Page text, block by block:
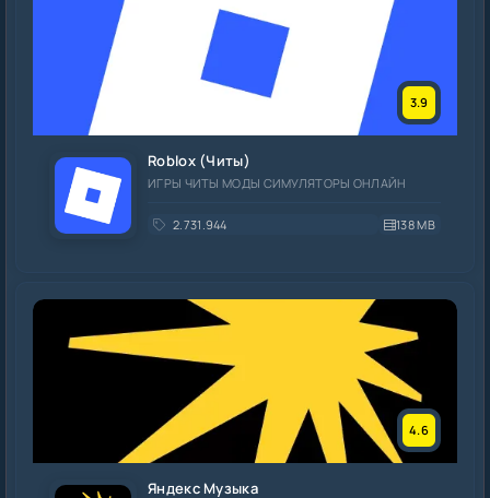
3.9
Roblox (Читы)
ИГРЫ ЧИТЫ МОДЫ СИМУЛЯТОРЫ ОНЛАЙН
2.731.944 138 MB
4.6
Яндекс Музыка